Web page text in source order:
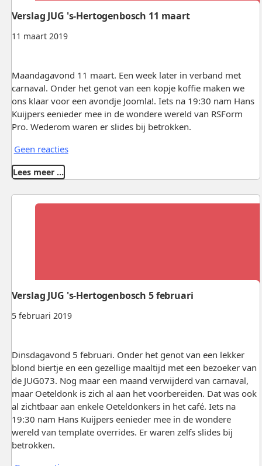
11 maart 2019
Verslag JUG 's-Hertogenbosch 11 maart
Maandagavond 11 maart. Een week later in verband met
carnaval. Onder het genot van een kopje koffie maken we
ons klaar voor een avondje Joomla!. Iets na 19:30 nam Hans
Kuijpers eenieder mee in de wondere wereld van RSForm
Pro. Wederom waren er slides bij betrokken.
Geen reacties
Lees meer …
5 februari 2019
Verslag JUG 's-Hertogenbosch 5 februari
Dinsdagavond 5 februari. Onder het genot van een lekker
blond biertje en een gezellige maaltijd met een bezoeker van
de JUG073. Nog maar een maand verwijderd van carnaval,
maar Oeteldonk is zich al aan het voorbereiden. Dat was ook
al zichtbaar aan enkele Oeteldonkers in het café. Iets na
19:30 nam Hans Kuijpers eenieder mee in de wondere
wereld van template overrides. Er waren zelfs slides bij
betrokken.